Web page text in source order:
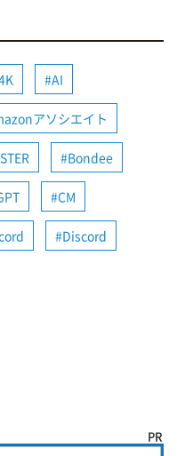
AI
アソシエイト
Bondee
CM
Discord
PR